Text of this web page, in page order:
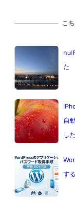
こ
た
自
し
す